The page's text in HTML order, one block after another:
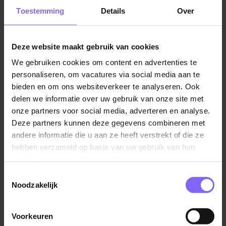
Toestemming Details Over
Deze website maakt gebruik van cookies
We gebruiken cookies om content en advertenties te
personaliseren, om vacatures via social media aan te
bieden en om ons websiteverkeer te analyseren. Ook
delen we informatie over uw gebruik van onze site met
onze partners voor social media, adverteren en analyse.
Deze partners kunnen deze gegevens combineren met
andere informatie die u aan ze heeft verstrekt of die ze
hebben verzameld op basis van uw gebruik van hun
Noodzakelijk
Voorkeuren
Jouw werkzaamheden richten zich vooral op het
de Urlings-methode, waarbij je de zelfstandigheid van de
bewoner stimuleert, ondersteuning biedt waar nodig en
activiteiten begeleidt op een manier die aansluit bij hun
mogelijkheden en ondersteuningsplan.
Je werkt volgens een rooster met wisselende diensten,
maar er zijn geen slaap- of nachtdiensten.
Jij bent
een zorgprofessional met minimaal een mbo 3-
SPW, MMZ, VIG, Verpleegkundige, SPH, Social
iemand die zich goed kan aanpassen aan het